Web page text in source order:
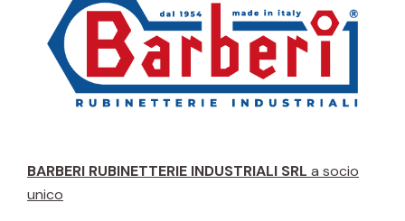
BARBERI RUBINETTERIE INDUSTRIALI SRL a socio
unico